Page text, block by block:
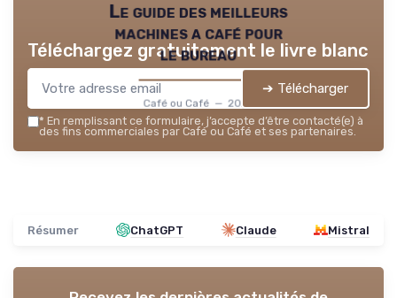
Le guide des meilleurs
machines a café pour
le bureau
Café ou Café — 2026
Téléchargez gratuitement le livre blanc
➔ Télécharger
* En remplissant ce formulaire, j’accepte d’être contacté(e) à
des fins commerciales par Café ou Café et ses partenaires.
Résumer ChatGPT Claude Mistral